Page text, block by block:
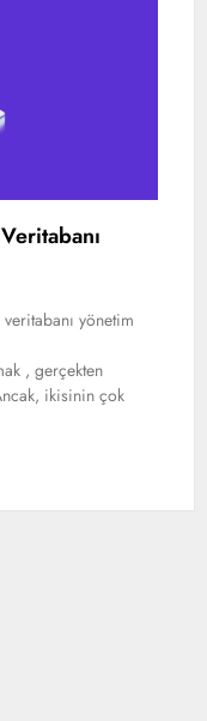
yönetim
, gerçekten
ikisinin çok